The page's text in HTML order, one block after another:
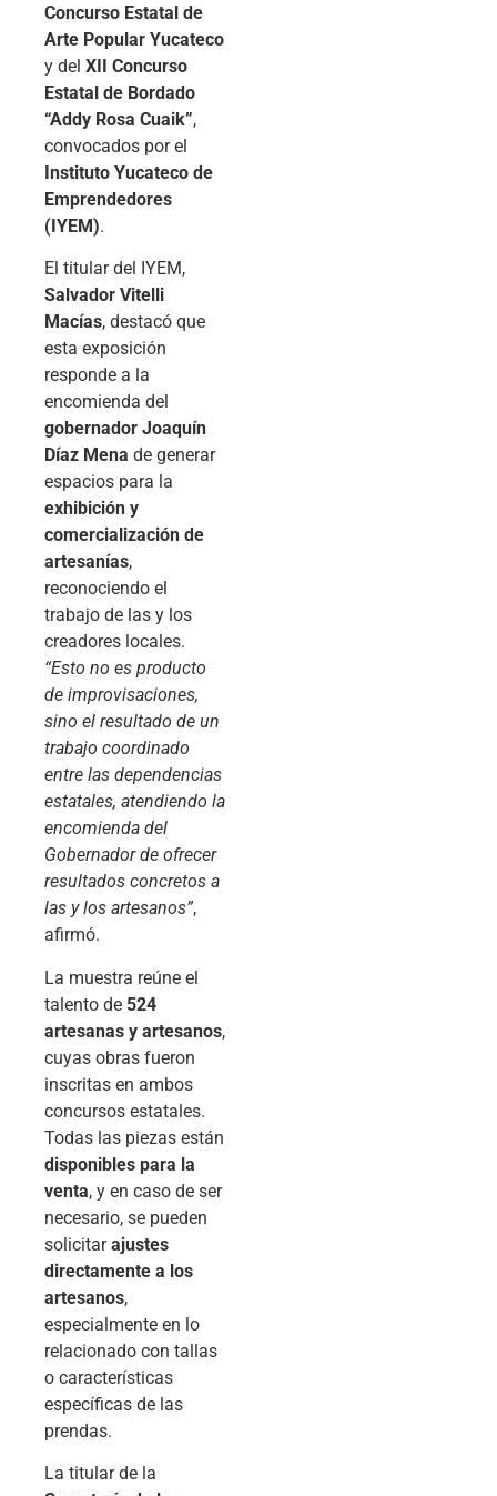
Concurso Estatal de
Arte Popular Yucateco
y del XII Concurso
Estatal de Bordado
“Addy Rosa Cuaik”,
convocados por el
Instituto Yucateco de
Emprendedores
(IYEM).
El titular del IYEM,
Salvador Vitelli
Macías, destacó que
esta exposición
responde a la
encomienda del
gobernador Joaquín
Díaz Mena de generar
espacios para la
exhibición y
comercialización de
artesanías,
reconociendo el
trabajo de las y los
creadores locales.
“Esto no es producto
de improvisaciones,
sino el resultado de un
trabajo coordinado
entre las dependencias
estatales, atendiendo la
encomienda del
Gobernador de ofrecer
resultados concretos a
las y los artesanos”,
afirmó.
La muestra reúne el
talento de 524
artesanas y artesanos,
cuyas obras fueron
inscritas en ambos
concursos estatales.
Todas las piezas están
disponibles para la
venta, y en caso de ser
necesario, se pueden
solicitarajustes
directamente a los
artesanos,
especialmente en lo
relacionado con tallas
o características
específicas de las
prendas.
La titular de la